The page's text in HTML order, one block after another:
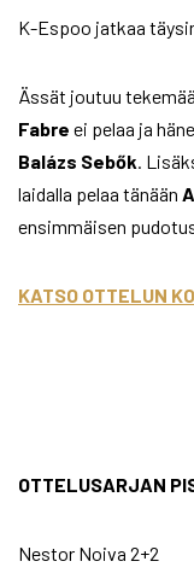
K-Espoo jatkaa
Ässät joutuu
Fabre ei pelaa ja
Balázs Sebők.
laidalla pelaa tänään
ensimmäisen
KATSO OTTELUN
OTTELUSARJAN
Nestor Noiva 2+2